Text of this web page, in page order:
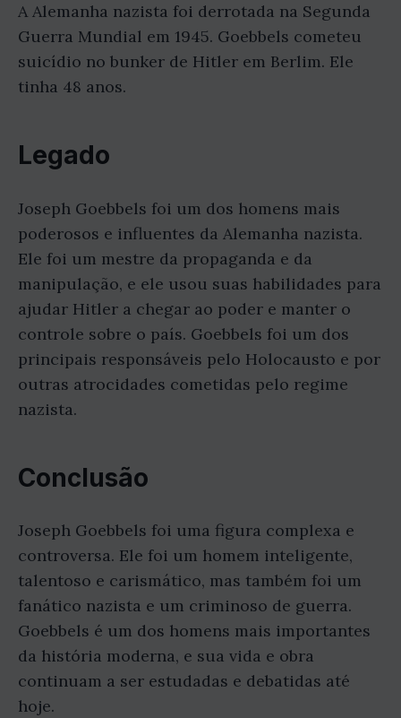
A Alemanha nazista foi derrotada na Segunda
Guerra Mundial em 1945. Goebbels cometeu
suicídio no bunker de Hitler em Berlim. Ele
tinha 48 anos.
Legado
Joseph Goebbels foi um dos homens mais
poderosos e influentes da Alemanha nazista.
Ele foi um mestre da propaganda e da
manipulação, e ele usou suas habilidades para
ajudar Hitler a chegar ao poder e manter o
controle sobre o país. Goebbels foi um dos
principais responsáveis pelo Holocausto e por
outras atrocidades cometidas pelo regime
nazista.
Conclusão
Joseph Goebbels foi uma figura complexa e
controversa. Ele foi um homem inteligente,
talentoso e carismático, mas também foi um
fanático nazista e um criminoso de guerra.
Goebbels é um dos homens mais importantes
da história moderna, e sua vida e obra
continuam a ser estudadas e debatidas até
hoje.